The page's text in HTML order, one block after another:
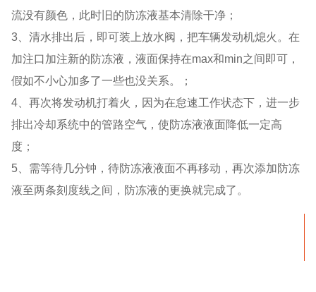
流没有颜色，此时旧的防冻液基本清除干净；
3、清水排出后，即可装上放水阀，把车辆发动机熄火。在
加注口加注新的防冻液，液面保持在max和min之间即可，
假如不小心加多了一些也没关系。；
4、再次将发动机打着火，因为在怠速工作状态下，进一步
排出冷却系统中的管路空气，使防冻液液面降低一定高
度；
5、需等待几分钟，待防冻液液面不再移动，再次添加防冻
液至两条刻度线之间，防冻液的更换就完成了。